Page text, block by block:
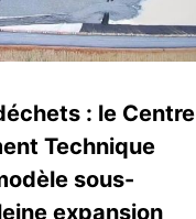
: le Centre
Technique
sous-
expansion